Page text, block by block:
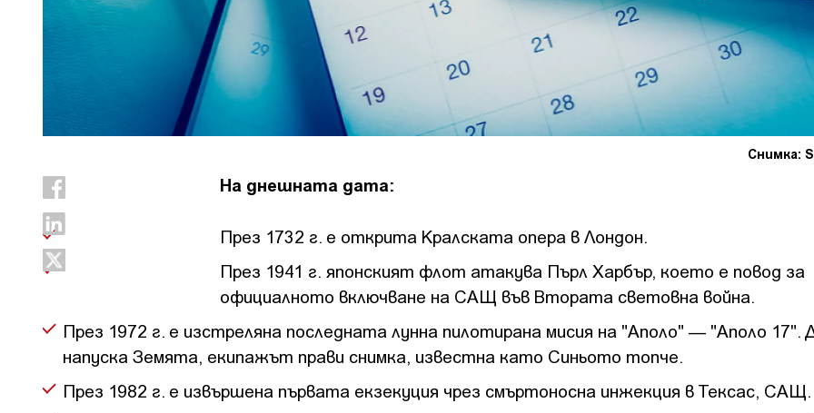
Снимка:
На днешната дата:
През 1732 г. е открита Кралската опера в Лондон.
През 1941 г. японският флот атакува Пърл Харбър, което е повод за
официалното включване на САЩ във Втората световна война.
През 1972 г. е изстреляна последната лунна пилотирана мисия на "Аполо" — "Аполо 17".
напуска Земята, екипажът прави снимка, известна като Синьото топче.
През 1982 г. е извършена първата екзекуция чрез смъртоносна инжекция в Тексас, САЩ.